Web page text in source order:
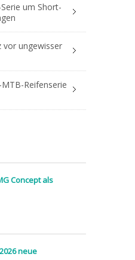
um Short-
vor ungewisser
Reifenserie
Concept als
neue